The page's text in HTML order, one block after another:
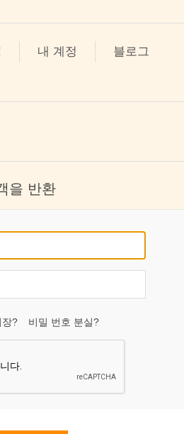
내 계정 블로그
을 반환
장? 비밀 번호 분실?